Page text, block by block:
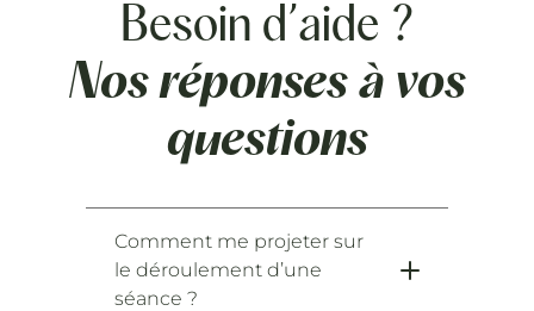
Besoin d’aide ?
Nos réponses à vos
questions
Comment me projeter sur
le déroulement d’une
séance ?